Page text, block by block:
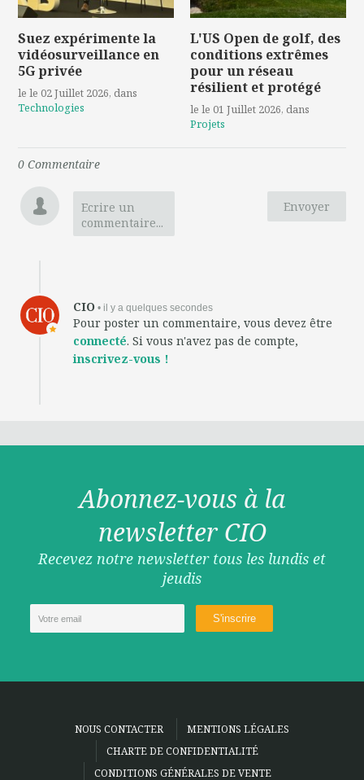
Suez expérimente la
vidéosurveillance en
5G privée
le le 02 Juillet 2026, dans
Technologies
L'US Open de golf, des
conditions extrêmes
pour un réseau
résilient et protégé
le le 01 Juillet 2026, dans
Projets
0 Commentaire
Envoyer
Ecrire un
commentaire...
CIO • il y a quelques secondes
Pour poster un commentaire, vous devez être
connecté. Si vous n'avez pas de compte,
inscrivez-vous !
Abonnez-vous à la
newsletter CIO
Recevez notre newsletter tous les lundis et
jeudis
NOUS CONTACTER
MENTIONS LÉGALES
CHARTE DE CONFIDENTIALITÉ
CONDITIONS GÉNÉRALES DE VENTE